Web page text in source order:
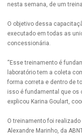
nesta semana, de um
O objetivo dessa
executado em todas as
concessionária.
“Esse treinamento é
laboratório tem a coleta
forma correta e dentro de
isso é fundamental que os
explicou Karina Goulart,
O treinamento foi
Alexandre Marinho, da